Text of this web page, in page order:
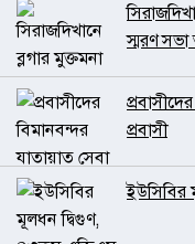
স্মরণ সভা
প্রবাসী
ইউসিবির